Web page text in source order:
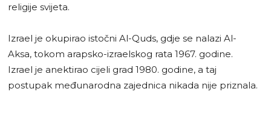
religije svijeta.
Izrael je okupirao istočni Al-Quds, gdje se nalazi Al-
Aksa, tokom arapsko-izraelskog rata 1967. godine.
Izrael je anektirao cijeli grad 1980. godine, a taj
postupak međunarodna zajednica nikada nije priznala.